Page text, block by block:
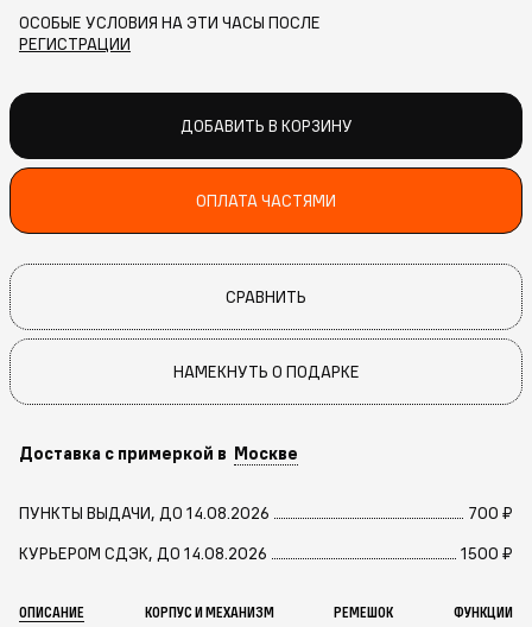
ОСОБЫЕ УСЛОВИЯ НА ЭТИ ЧАСЫ ПОСЛЕ
РЕГИСТРАЦИИ
ДОБАВИТЬ В КОРЗИНУ
ОПЛАТА ЧАСТЯМИ
СРАВНИТЬ
НАМЕКНУТЬ О ПОДАРКЕ
Доставка с примеркой в Москве
ПУНКТЫ ВЫДАЧИ, ДО 14.08.2026
700 ₽
КУРЬЕРОМ СДЭК, ДО 14.08.2026
1500 ₽
ОПИСАНИЕ КОРПУС И МЕХАНИЗМ РЕМЕШОК ФУНКЦИИ